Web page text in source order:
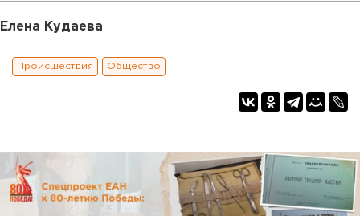
Елена Кудаева
Происшествия Общество